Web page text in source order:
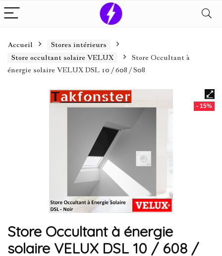
Accueil
Stores intérieurs
Store occultant solaire VELUX
Store Occultant à
énergie solaire VELUX DSL 10 / 608 / S08
- 15%
Store Occultant à énergie
solaire VELUX DSL 10 / 608 /